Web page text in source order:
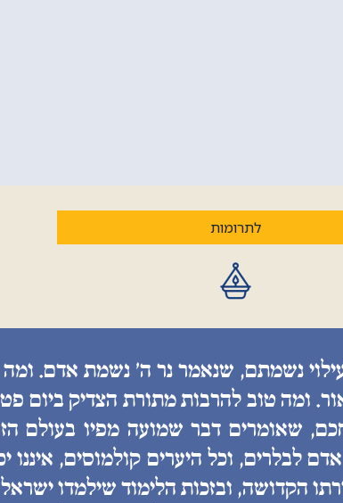
לתרומות
נשמתם, שנאמר נר ה׳ נשמת אדם.
ומה טוב להרבות מתורת הצדיק ביום
שאומרים דבר שמועה מפיו בעולם
לבלרים, וכל היערים קולמוסים, איננו
הקדושה, ובזכות הלימוד שילמדו